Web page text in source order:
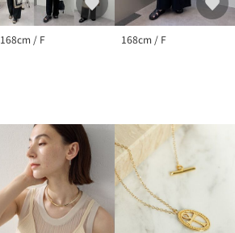
168cm / F 168cm / F